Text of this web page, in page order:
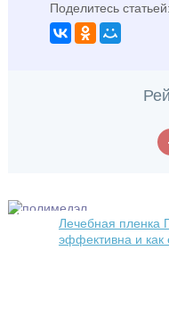
Поделитесь статьей:
Лечебная пленка
эффективна и как